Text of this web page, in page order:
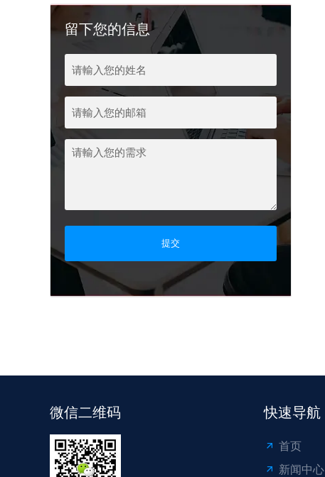
留下您的信息
提交
微信二维码 快速导航
首页
新闻中心